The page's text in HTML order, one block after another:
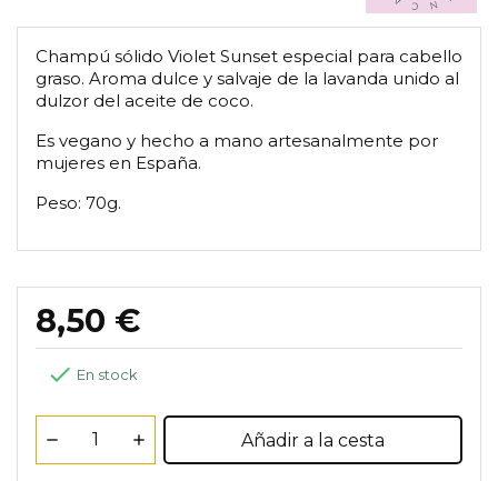
Champú sólido Violet Sunset especial para cabello
graso. Aroma dulce y salvaje de la lavanda unido al
dulzor del aceite de coco.
Es vegano y hecho a mano artesanalmente por
mujeres en España.
Peso: 70g.
8,50 €
 En stock
Añadir a la cesta